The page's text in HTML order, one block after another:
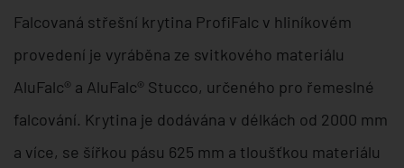
Falcovaná střešní krytina ProfiFalc v hliníkovém
provedení je vyráběna ze svitkového materiálu
AluFalc® a AluFalc® Stucco, určeného pro řemeslné
falcování. Krytina je dodávána v délkách od 2000 mm
a více, se šířkou pásu 625 mm a tloušťkou materiálu